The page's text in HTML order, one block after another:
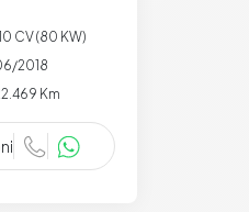
CV (80 KW)
2018
Km